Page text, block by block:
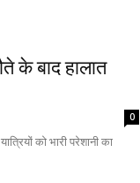
के बाद हालात
0
को भारी परेशानी का